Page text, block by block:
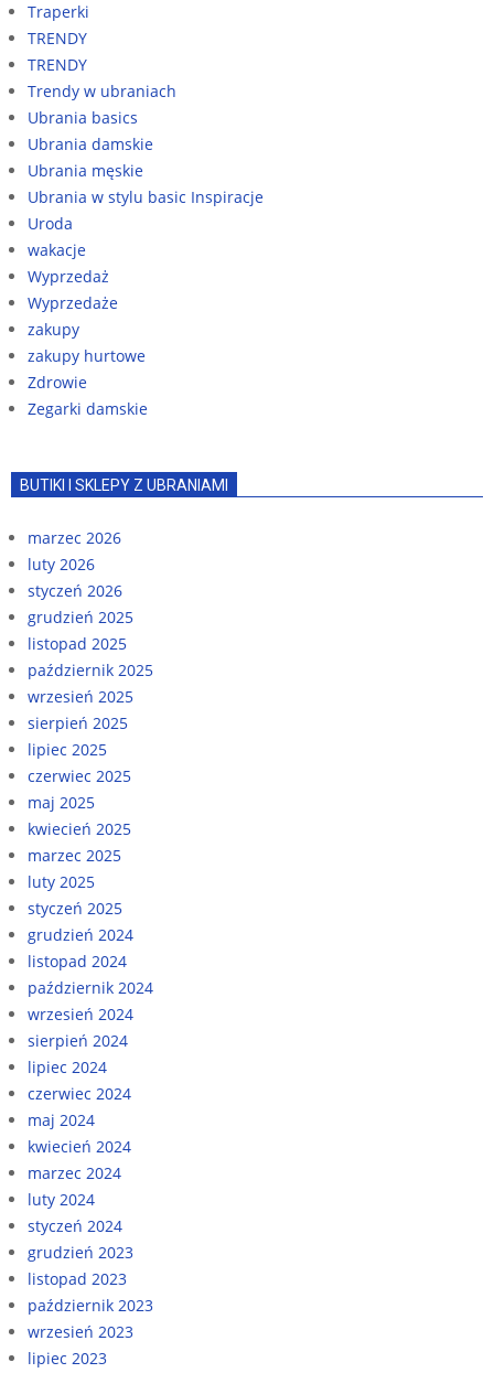
Traperki
TRENDY
TRENDY
Trendy w ubraniach
Ubrania basics
Ubrania damskie
Ubrania męskie
Ubrania w stylu basic Inspiracje
Uroda
wakacje
Wyprzedaż
Wyprzedaże
zakupy
zakupy hurtowe
Zdrowie
Zegarki damskie
BUTIKI I SKLEPY Z UBRANIAMI
marzec 2026
luty 2026
styczeń 2026
grudzień 2025
listopad 2025
październik 2025
wrzesień 2025
sierpień 2025
lipiec 2025
czerwiec 2025
maj 2025
kwiecień 2025
marzec 2025
luty 2025
styczeń 2025
grudzień 2024
listopad 2024
październik 2024
wrzesień 2024
sierpień 2024
lipiec 2024
czerwiec 2024
maj 2024
kwiecień 2024
marzec 2024
luty 2024
styczeń 2024
grudzień 2023
listopad 2023
październik 2023
wrzesień 2023
lipiec 2023